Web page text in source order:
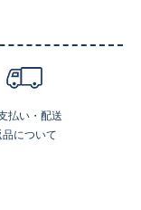
払い・配送
品について